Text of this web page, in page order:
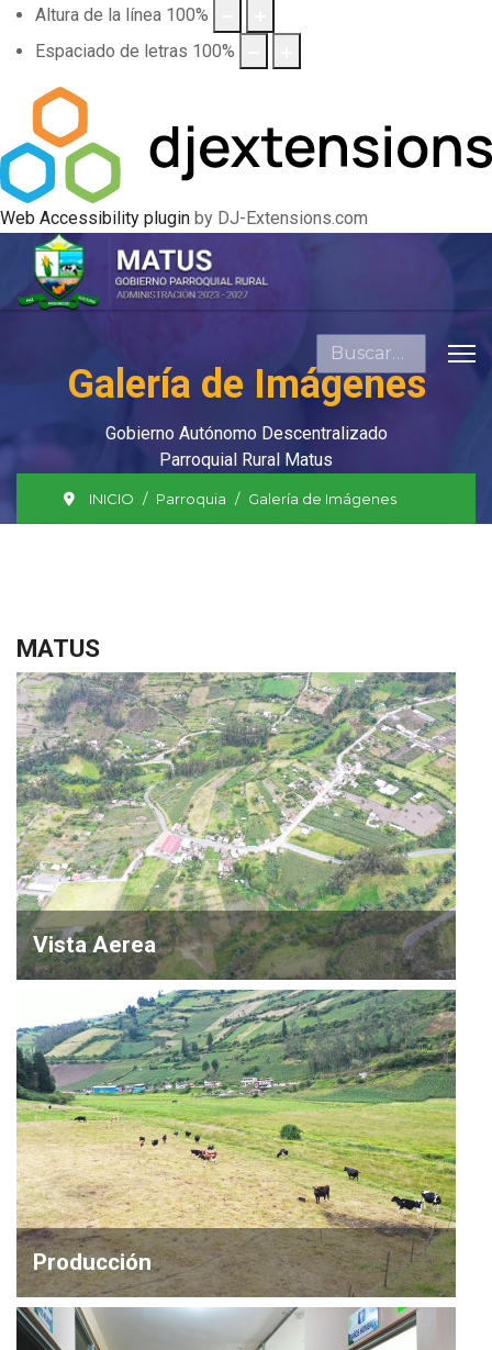
Altura de la línea 100%
Espaciado de letras 100%
Web Accessibility plugin by DJ-Extensions.com
Buscar
Galería de Imágenes
Gobierno Autónomo Descentralizado
Parroquial Rural Matus
INICIO Parroquia Galería de Imágenes
MATUS
Vista Aerea
Producción